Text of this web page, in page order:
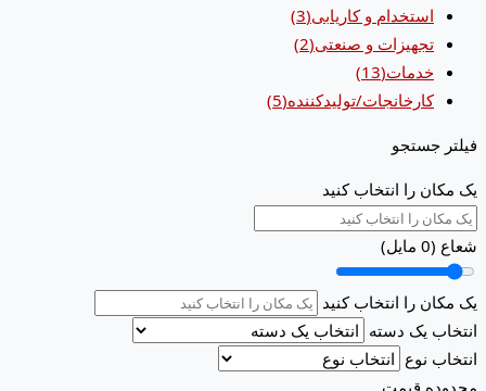
استخدام و کاریابی(3)
تجهیزات و صنعتی(2)
خدمات(13)
کارخانجات/تولیدکننده(5)
فیلتر جستجو
یک مکان را انتخاب کنید
شعاع (0 مایل)
یک مکان را انتخاب کنید
انتخاب یک دسته
انتخاب نوع
محدوده قیمت